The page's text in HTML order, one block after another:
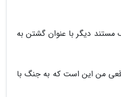
یک مستند دیگر با عنوان گشتن به
من این است که به جنگ با